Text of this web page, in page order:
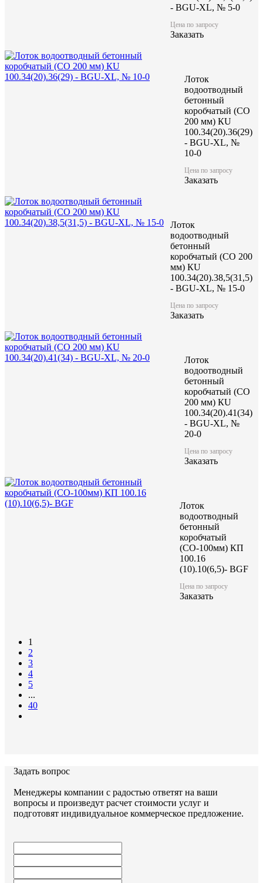
- BGU-XL, № 5-0
Цена по запросу
Заказать
Лоток
водоотводный
бетонный
коробчатый (CO
200 мм) КU
100.34(20).36(29)
- BGU-XL, №
10-0
Цена по запросу
Заказать
Лоток
водоотводный
бетонный
коробчатый (CO 200
мм) КU
100.34(20).38,5(31,5)
- BGU-XL, № 15-0
Цена по запросу
Заказать
Лоток
водоотводный
бетонный
коробчатый (CO
200 мм) КU
100.34(20).41(34)
- BGU-XL, №
20-0
Цена по запросу
Заказать
Лоток
водоотводный
бетонный
коробчатый
(СО-100мм) КП
100.16
(10).10(6,5)- BGF
Цена по запросу
Заказать
1
2
3
4
5
...
40
Задать вопрос
Менеджеры компании с радостью ответят на ваши
вопросы и произведут расчет стоимости услуг и
подготовят индивидуальное коммерческое предложение.